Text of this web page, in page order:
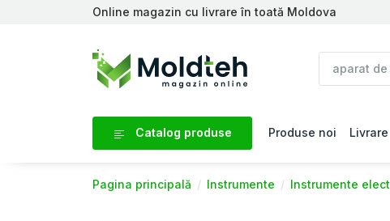
Online magazin cu livrare în toată Moldova
Catalog produse Produse noi Livrare
Pagina principală Instrumente Instrumente